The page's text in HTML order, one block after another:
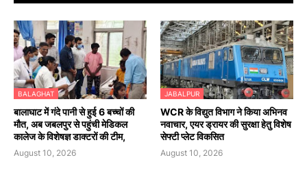
BALAGHAT
बालाघाट में गंदे पानी से हुई 6 बच्चों की
मौत, अब जबलपुर से पहुंची मेडिकल
कालेज के विशेषज्ञ डाक्टरों की टीम,
August 10, 2026
JABALPUR
WCR के विद्युत विभाग ने किया अभिनव
नवाचार, एयर ड्रायर की सुरक्षा हेतु विशेष
सेफ्टी प्लेट विकसित
August 10, 2026